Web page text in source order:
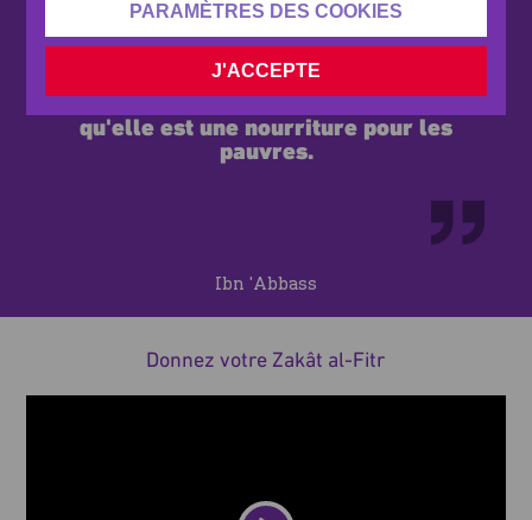
PARAMÈTRES DES COOKIES
J'ACCEPTE
Le Messager d'Allah (ﷺ) a imposé
l'Aumône de la rupture du jeûne car
elle purifie le jeûneur des paroles
futiles et indécentes, de même
qu'elle est une nourriture pour les
pauvres.
Ibn 'Abbass
Donnez votre Zakât al-Fitr